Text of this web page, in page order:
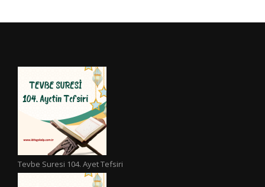
Tevbe Suresi 104. Ayet Tefsiri